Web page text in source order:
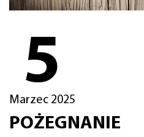
5
Marzec 2025
POŻEGNANIE